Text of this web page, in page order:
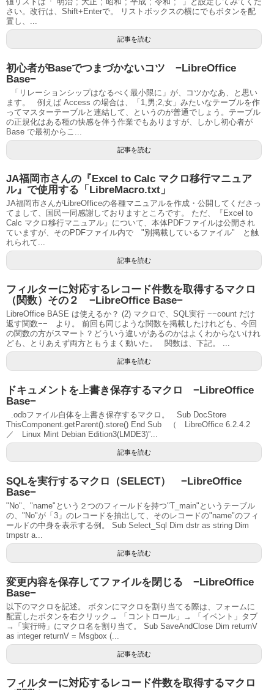
さい。改行は、Shift+Enterで。 リストボックスの横にでもボタンを配
置し、...
記事を読む
初心者がBaseでつまづかないコツ −LibreOffice
Base−
「リレーションシップはなるべく最小限に」が、コツかなあ、と思い
ます。 例えば Access の場合は、「1,男;2,女」みたいなテーブルを作
ってマスターテーブルと連結して、というのが普通でしょう。テーブル
の正規化はある種の快感を伴う作業でもありますが、しかし初心者が
Base で最初からこ...
記事を読む
JA福岡市さんの『Excel to Calc マクロ移行マニュア
ル』で使用する「LibreMacro.txt」
JA福岡市さんがLibreOfficeの各種マニュアルを作成・公開してくださっ
てまして、国民一同感謝しておりますところです。 ただ、『Excel to
Calc マクロ移行マニュアル』について、本体PDFファイルは公開され
ていますが、そのPDFファイル内で "別掲載しているファイル" と触
れられて...
記事を読む
フィルターに対応するレコード件数を取得するマクロ
（関数）その２ −LibreOffice Base−
LibreOffice BASE は使えるか？ (2) マクロで、SQL実行 −−count だけ
返す関数−− より。 前回も同じような関数を掲載したけれども、今回
の関数の方がスマート？どういう違いがあるのかはよくわからないけれ
ども、とりあえず両方ともうまく動いた。 関数は、下記。 ...
記事を読む
ドキュメントを上書き保存するマクロ −LibreOffice
Base−
.odbファイル自体を上書き保存するマクロ。 Sub DocStore
ThisComponent.getParent().store() End Sub （ LibreOffice 6.2.4.2
／ Linux Mint Debian Edition3(LMDE3)”...
記事を読む
SQLを実行するマクロ（SELECT） −LibreOffice
Base−
"No"、"name"という２つのフィールドを持つ"T_main"というテーブル
の、"No"が「3」のレコードを抽出して、そのレコードの"name"のフィ
ールドの中身を表示する例。 Sub Select_Sql Dim dstr as string Dim
tmpstr a...
記事を読む
変更内容を保存してファイルを閉じる −LibreOffice
Base−
以下のマクロを記述。 ボタンにマクロを割り当てる際は、フォームに
配置したボタンを右クリック→ 「コントロール」→ 「イベント」タブ
→「実行時」にマクロ名を割り当て。 Sub SaveAndClose Dim returnV
as integer returnV = Msgbox (...
記事を読む
フィルターに対応するレコード件数を取得するマクロ